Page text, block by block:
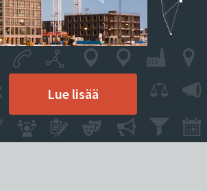
Lue lisää